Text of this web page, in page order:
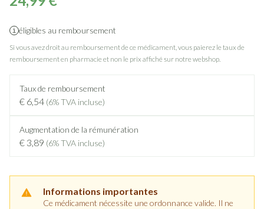
éligibles au remboursement
Si vous avez droit au remboursement de ce médicament, vous paierez le taux de
remboursement en pharmacie et non le prix affiché sur notre webshop.
Taux de remboursement
€ 6,54 (6% TVA incluse)
Augmentation de la rémunération
€ 3,89 (6% TVA incluse)
Informations importantes
Ce médicament nécessite une ordonnance valide. Il ne